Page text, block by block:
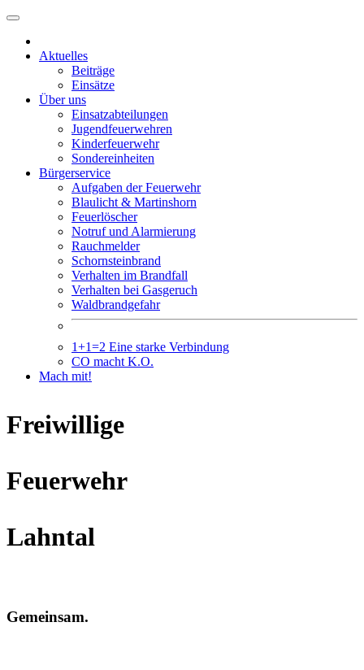
Weiter
Inhalt
Aktuelles
Beiträge
Einsätze
Über uns
Einsatzabteilungen
Jugendfeuerwehren
Kinderfeuerwehr
Sondereinheiten
Bürgerservice
Aufgaben der Feuerwehr
Blaulicht & Martinshorn
Feuerlöscher
Notruf und Alarmierung
Rauchmelder
Schornsteinbrand
Verhalten im Brandfall
Verhalten bei Gasgeruch
Waldbrandgefahr
1+1=2 Eine starke Verbindung
CO macht K.O.
Mach mit!
Freiwillige
Feuerwehr
Lahntal
Gemeinsam.